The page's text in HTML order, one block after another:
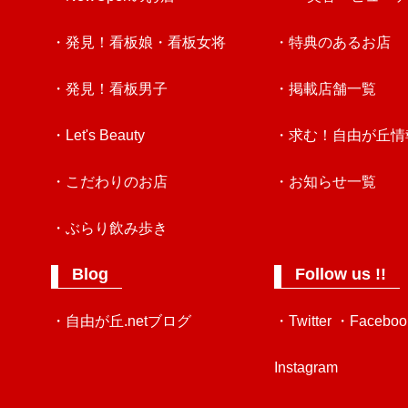
・発見！看板娘・看板女将
・発見！看板男子
・Let's Beauty
・こだわりのお店
・ぶらり飲み歩き
Blog
・自由が丘.netブログ
・特典のあるお店
・掲載店舗一覧
・求む！自由が丘
・お知らせ一覧
Follow us !!
・Twitter ・
Instagram